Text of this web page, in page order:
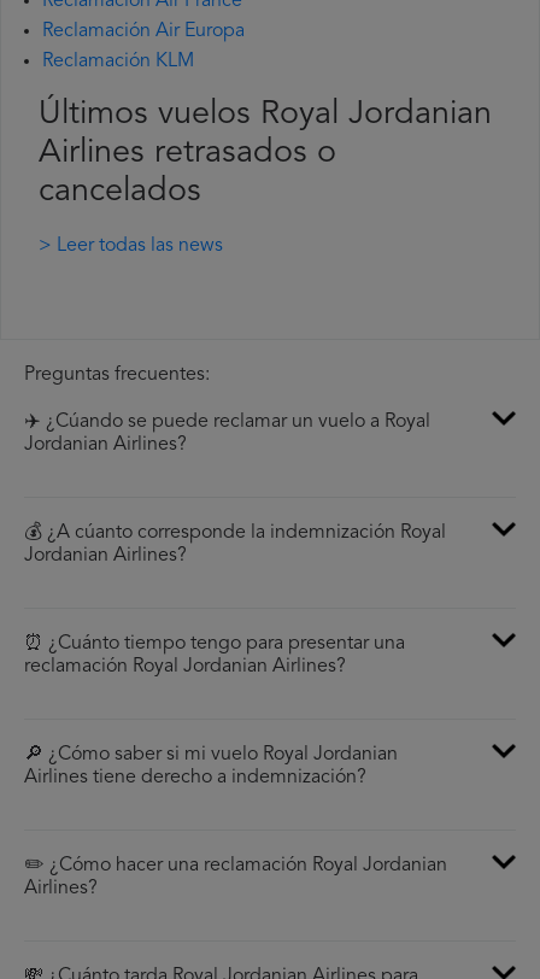
Reclamación Air Europa
Reclamación KLM
Últimos vuelos Royal Jordanian
Airlines retrasados o
cancelados
> Leer todas las news
Preguntas frecuentes:
✈️ ¿Cúando se puede reclamar un vuelo a Royal
Jordanian Airlines?
💰 ¿A cúanto corresponde la indemnización Royal
Jordanian Airlines?
⏰ ¿Cuánto tiempo tengo para presentar una
reclamación Royal Jordanian Airlines?
🔎 ¿Cómo saber si mi vuelo Royal Jordanian
Airlines tiene derecho a indemnización?
✏️ ¿Cómo hacer una reclamación Royal Jordanian
Airlines?